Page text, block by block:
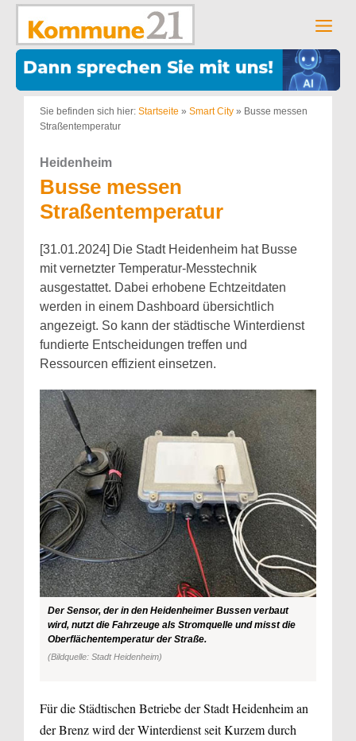
Zum
springen
Sie befinden sich hier: Startseite » Smart City » Busse messen
Straßentemperatur
Heidenheim
Busse messen
Straßentemperatur
[31.01.2024] Die Stadt Heidenheim hat Busse
mit vernetzter Temperatur-Messtechnik
ausgestattet. Dabei erhobene Echtzeitdaten
werden in einem Dashboard übersichtlich
angezeigt. So kann der städtische Winterdienst
fundierte Entscheidungen treffen und
Ressourcen effizient einsetzen.
Der Sensor, der in den Heidenheimer Bussen verbaut
wird, nutzt die Fahrzeuge als Stromquelle und misst die
Oberflächentemperatur der Straße.
(Bildquelle: Stadt Heidenheim)
Für die Städtischen Betriebe der Stadt Heidenheim an
der Brenz wird der Winterdienst seit Kurzem durch